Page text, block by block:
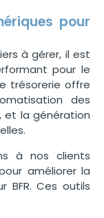
pour
à gérer, il est
pour le
trésorerie offre
des
et la génération
à nos clients
améliorer la
Ces outils